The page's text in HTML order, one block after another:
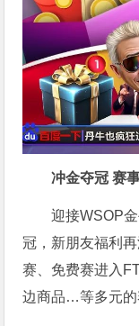
冲金夺冠 赛
迎接WSOP
冠，新朋友福利
赛、免费赛进入
边商品…等多元的